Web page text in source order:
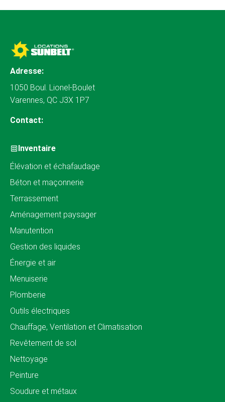
Adresse:
1050 Boul. Lionel-Boulet
Varennes, QC J3X 1P7
Contact:
Inventaire
Élévation et échafaudage
Béton et maçonnerie
Terrassement
Aménagement paysager
Manutention
Gestion des liquides
Énergie et air
Menuiserie
Plomberie
Outils électriques
Chauffage, Ventilation et Climatisation
Revêtement de sol
Nettoyage
Peinture
Soudure et métaux